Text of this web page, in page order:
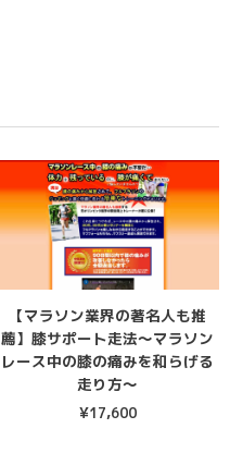
【マラソン業界の著名人も推
薦】膝サポート走法〜マラソン
レース中の膝の痛みを和らげる
走り方〜
¥17,600